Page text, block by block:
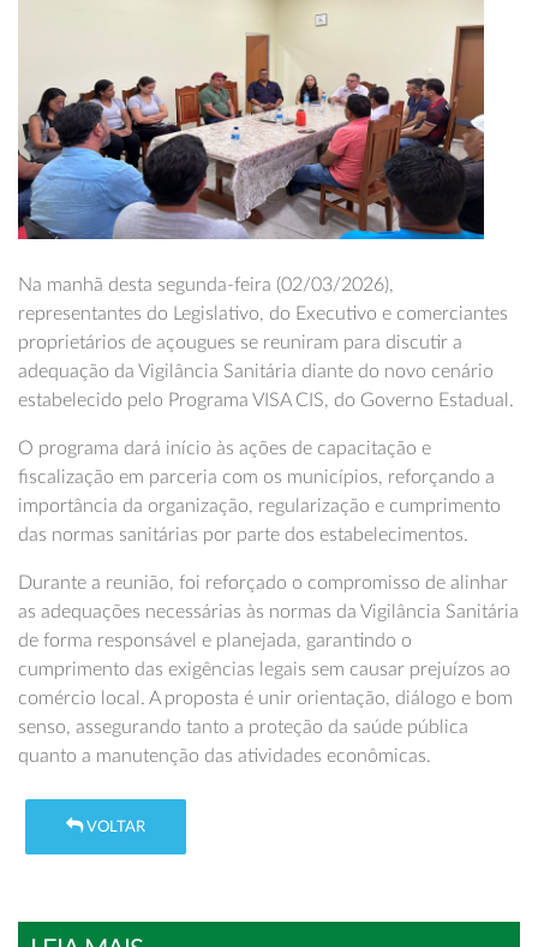
Na manhã desta segunda-feira (02/03/2026),
representantes do Legislativo, do Executivo e comerciantes
proprietários de açougues se reuniram para discutir a
adequação da Vigilância Sanitária diante do novo cenário
estabelecido pelo Programa VISA CIS, do Governo Estadual.
O programa dará início às ações de capacitação e
fiscalização em parceria com os municípios, reforçando a
importância da organização, regularização e cumprimento
das normas sanitárias por parte dos estabelecimentos.
Durante a reunião, foi reforçado o compromisso de alinhar
as adequações necessárias às normas da Vigilância Sanitária
de forma responsável e planejada, garantindo o
cumprimento das exigências legais sem causar prejuízos ao
comércio local. A proposta é unir orientação, diálogo e bom
senso, assegurando tanto a proteção da saúde pública
quanto a manutenção das atividades econômicas.
VOLTAR